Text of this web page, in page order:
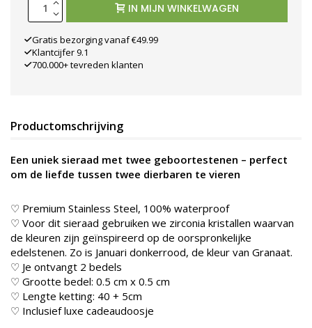
IN MIJN WINKELWAGEN
Gratis bezorging vanaf €49.99
Klantcijfer 9.1
700.000+ tevreden klanten
Productomschrijving
Een uniek sieraad met twee geboortestenen – perfect
om de liefde tussen twee dierbaren te vieren
♡ Premium Stainless Steel, 100% waterproof
♡ Voor dit sieraad gebruiken we zirconia kristallen waarvan
de kleuren zijn geïnspireerd op de oorspronkelijke
edelstenen. Zo is Januari donkerrood, de kleur van Granaat.
♡ Je ontvangt 2 bedels
♡ Grootte bedel: 0.5 cm x 0.5 cm
♡ Lengte ketting: 40 + 5cm
♡ Inclusief luxe cadeaudoosje